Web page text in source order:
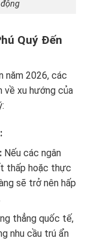
Quý Đến
năm 2026, các
về xu hướng của
Nếu các ngân
thấp hoặc thực
sẽ trở nên hấp
thẳng quốc tế,
nhu cầu trú ẩn